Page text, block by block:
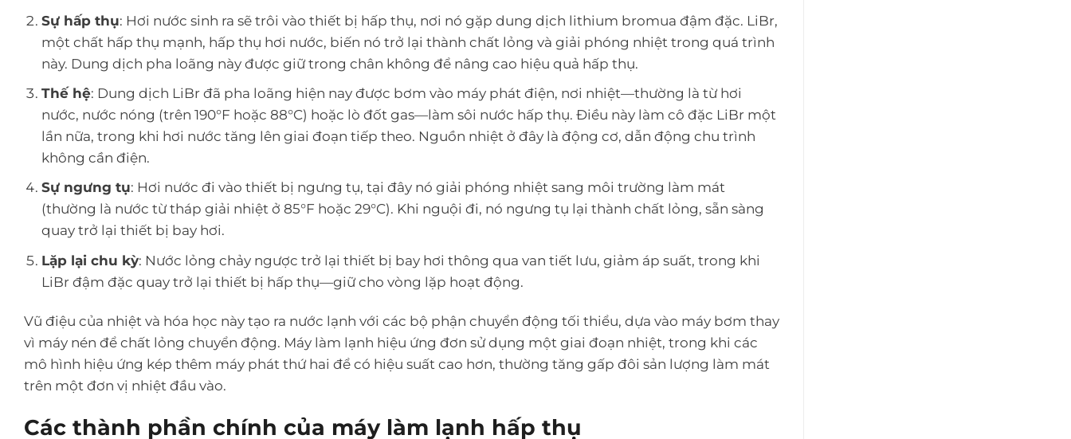
Sự hấp thụ: Hơi nước sinh ra sẽ trôi vào thiết bị hấp thụ, nơi nó gặp dung dịch lithium bromua đậm đặc. LiBr,
một chất hấp thụ mạnh, hấp thụ hơi nước, biến nó trở lại thành chất lỏng và giải phóng nhiệt trong quá trình
này. Dung dịch pha loãng này được giữ trong chân không để nâng cao hiệu quả hấp thụ.
Thế hệ: Dung dịch LiBr đã pha loãng hiện nay được bơm vào máy phát điện, nơi nhiệt—thường là từ hơi
nước, nước nóng (trên 190°F hoặc 88°C) hoặc lò đốt gas—làm sôi nước hấp thụ. Điều này làm cô đặc LiBr một
lần nữa, trong khi hơi nước tăng lên giai đoạn tiếp theo. Nguồn nhiệt ở đây là động cơ, dẫn động chu trình
không cần điện.
Sự ngưng tụ: Hơi nước đi vào thiết bị ngưng tụ, tại đây nó giải phóng nhiệt sang môi trường làm mát
(thường là nước từ tháp giải nhiệt ở 85°F hoặc 29°C). Khi nguội đi, nó ngưng tụ lại thành chất lỏng, sẵn sàng
quay trở lại thiết bị bay hơi.
Lặp lại chu kỳ: Nước lỏng chảy ngược trở lại thiết bị bay hơi thông qua van tiết lưu, giảm áp suất, trong khi
LiBr đậm đặc quay trở lại thiết bị hấp thụ—giữ cho vòng lặp hoạt động.
Vũ điệu của nhiệt và hóa học này tạo ra nước lạnh với các bộ phận chuyển động tối thiểu, dựa vào máy bơm thay
vì máy nén để chất lỏng chuyển động. Máy làm lạnh hiệu ứng đơn sử dụng một giai đoạn nhiệt, trong khi các
mô hình hiệu ứng kép thêm máy phát thứ hai để có hiệu suất cao hơn, thường tăng gấp đôi sản lượng làm mát
trên một đơn vị nhiệt đầu vào.
Các thành phần chính của máy làm lạnh hấp thụ